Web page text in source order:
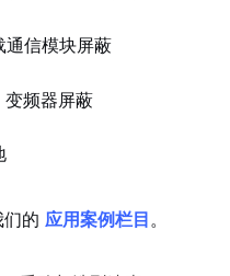
通信模块屏蔽
频器屏蔽
的 应用案例栏目 。